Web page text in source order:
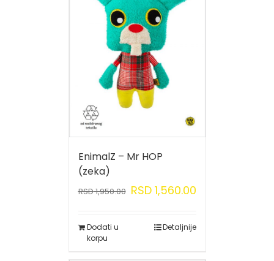
EnimalZ – Mr HOP
(zeka)
RSD1,950.00 RSD1,560.00
Dodati u
korpu
Detaljnije